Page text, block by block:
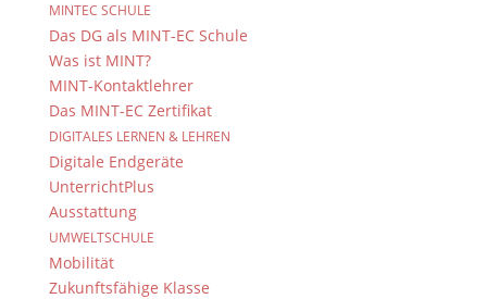
MINTEC SCHULE
Das DG als MINT-EC Schule
Was ist MINT?
MINT-Kontaktlehrer
Das MINT-EC Zertifikat
DIGITALES LERNEN & LEHREN
Digitale Endgeräte
UnterrichtPlus
Ausstattung
UMWELTSCHULE
Mobilität
Zukunftsfähige Klasse
E-Mail:dg@stadt.bamberg.de
Kontakt & Ansprechpartner
Senden Sie uns Ihre Nachricht.
Impressum & Datenschutz
Impressum
Datenschutzerklärung
Kontakt
© 2015-2022, Dientzenhofer-Gymnasium Bamberg